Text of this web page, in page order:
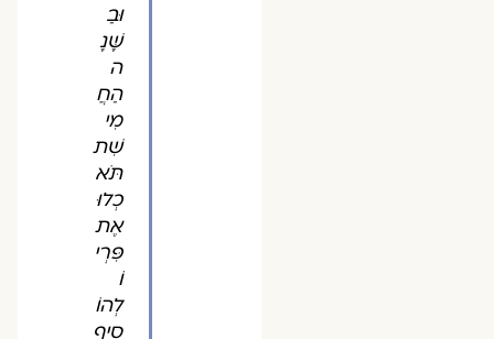
וּבַ
שָּׁנָ
ה
הַחֲ
מִי
שִׁת
תֹּא
כְלוּ
אֶת
פִּרְי
לְהוֹ
סִיף